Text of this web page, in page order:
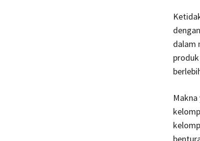
dalam